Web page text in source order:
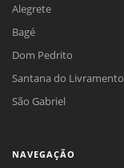
Alegrete
Bagé
Dom Pedrito
Santana do Livramento
São Gabriel
NAVEGAÇÃO